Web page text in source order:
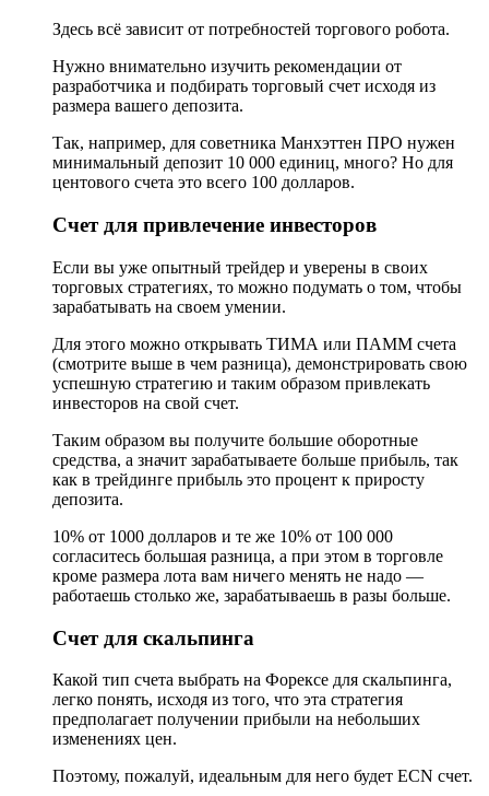
Здесь всё зависит от потребностей торгового робота.
Нужно внимательно изучить рекомендации от
разработчика и подбирать торговый счет исходя из
размера вашего депозита.
Так, например, для советника Манхэттен ПРО нужен
минимальный депозит 10 000 единиц, много? Но для
центового счета это всего 100 долларов.
Счет для привлечение инвесторов
Если вы уже опытный трейдер и уверены в своих
торговых стратегиях, то можно подумать о том, чтобы
зарабатывать на своем умении.
Для этого можно открывать ТИМА или ПАММ счета
(смотрите выше в чем разница), демонстрировать свою
успешную стратегию и таким образом привлекать
инвесторов на свой счет.
Таким образом вы получите большие оборотные
средства, а значит зарабатываете больше прибыль, так
как в трейдинге прибыль это процент к приросту
депозита.
10% от 1000 долларов и те же 10% от 100 000
согласитесь большая разница, а при этом в торговле
кроме размера лота вам ничего менять не надо —
работаешь столько же, зарабатываешь в разы больше.
Счет для скальпинга
Какой тип счета выбрать на Форексе для скальпинга,
легко понять, исходя из того, что эта стратегия
предполагает получении прибыли на небольших
изменениях цен.
Поэтому, пожалуй, идеальным для него будет ECN счет.